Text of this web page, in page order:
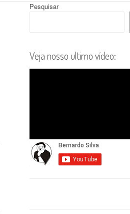
Pesquisar
Veja nosso ultimo vídeo: